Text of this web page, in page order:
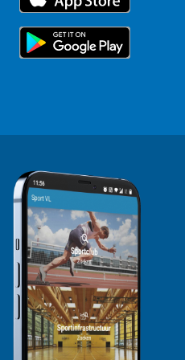
Topsporters